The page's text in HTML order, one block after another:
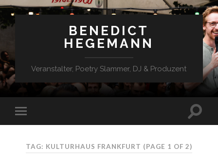
BENEDICT
HEGEMANN
Veranstalter, Poetry Slammer, DJ & Produzent
TAG: KULTURHAUS FRANKFURT (PAGE 1 OF 2)